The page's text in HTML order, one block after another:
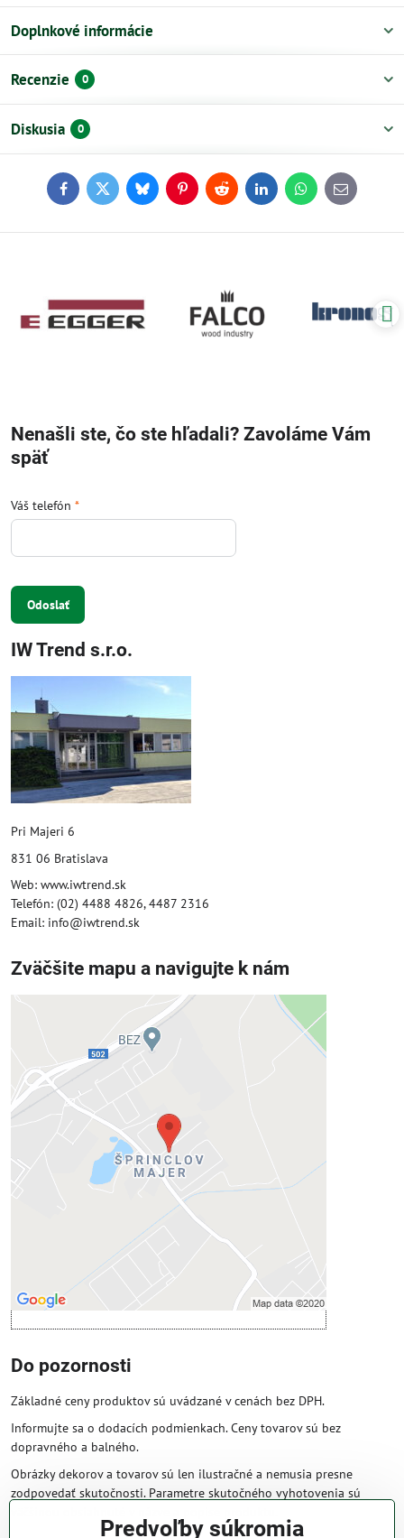
Doplnkové informácie
Recenzie 0
Diskusia 0
FacebookTwitterBlueskyPinterestReddit LinkedInWhatsApp
E-
mail
Nenašli ste, čo ste hľadali? Zavoláme Vám
späť
Váš telefón *
Odoslať
IW Trend s.r.o.
Pri Majeri 6
831 06 Bratislava
Web: www.iwtrend.sk
Telefón: (02) 4488 4826, 4487 2316
Email: info@iwtrend.sk
Zväčšite mapu a navigujte k nám
Externý obsah je blokovaný
Prajete si načítať externý obsah?
Povoliť tentokrát
Povoliť a zapamätať - súhlas s druhom
cookie: Funkčné
Otvoriť obsah v novom okne
Do pozornosti
Základné ceny produktov sú uvádzané v cenách bez DPH.
Informujte sa o dodacích podmienkach. Ceny tovarov sú bez
dopravného a balného.
Obrázky dekorov a tovarov sú len ilustračné a nemusia presne
zodpovedať skutočnosti. Parametre skutočného vyhotovenia sú
Predvoľby súkromia